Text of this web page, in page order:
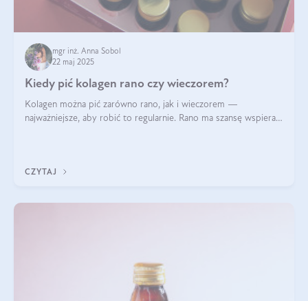
mgr inż. Anna Sobol
22 maj 2025
Kiedy pić kolagen rano czy wieczorem?
Kolagen można pić zarówno rano, jak i wieczorem —
najważniejsze, aby robić to regularnie. Rano ma szansę wspierać
CZYTAJ